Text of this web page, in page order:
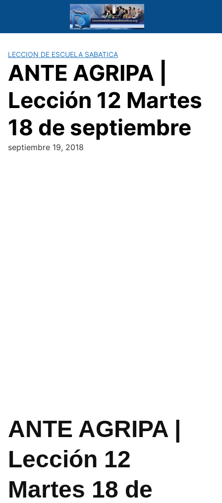
LECCION DE ESCUELA SABATICA
ANTE AGRIPA |
Lección 12 Martes
18 de septiembre
septiembre 19, 2018
ANTE AGRIPA |
Lección 12
Martes 18 de